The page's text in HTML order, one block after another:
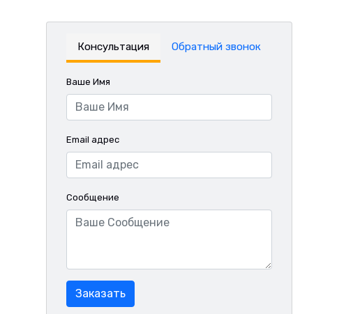
Консультация Обратный звонок
Ваше Имя
Email адрес
Сообщение
Заказать